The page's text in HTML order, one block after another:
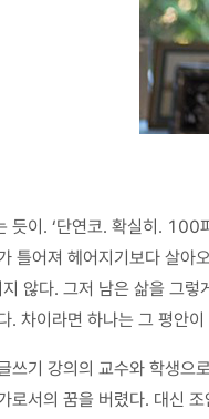
듯이. ‘단연코. 확실히.
틀어져 헤어지기보다 살아
않다. 그저 남은 삶을 그
차이라면 하나는 그 평안이
쓰기 강의의 교수와 학생으
로서의 꿈을 버렸다. 대신